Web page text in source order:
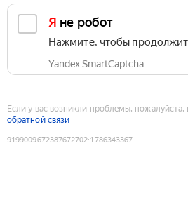
Я не робот
Нажмите, чтобы
Yandex SmartCaptcha
Если у вас возникли проблемы, пожалуйста,
обратной связи
9199009672387672702:1786343367